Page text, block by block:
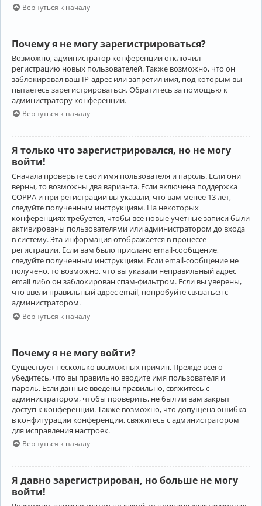
Вернуться к началу
Почему я не могу зарегистрироваться?
Возможно, администратор конференции отключил
регистрацию новых пользователей. Также возможно, что он
заблокировал ваш IP-адрес или запретил имя, под которым вы
пытаетесь зарегистрироваться. Обратитесь за помощью к
администратору конференции.
Вернуться к началу
Я только что зарегистрировался, но не могу
войти!
Сначала проверьте свои имя пользователя и пароль. Если они
верны, то возможны два варианта. Если включена поддержка
COPPA и при регистрации вы указали, что вам менее 13 лет,
следуйте полученным инструкциям. На некоторых
конференциях требуется, чтобы все новые учётные записи были
активированы пользователями или администратором до входа
в систему. Эта информация отображается в процессе
регистрации. Если вам было прислано email-сообщение,
следуйте полученным инструкциям. Если email-сообщение не
получено, то возможно, что вы указали неправильный адрес
email либо он заблокирован спам-фильтром. Если вы уверены,
что ввели правильный адрес email, попробуйте связаться с
администратором.
Вернуться к началу
Почему я не могу войти?
Существует несколько возможных причин. Прежде всего
убедитесь, что вы правильно вводите имя пользователя и
пароль. Если данные введены правильно, свяжитесь с
администратором, чтобы проверить, не был ли вам закрыт
доступ к конференции. Также возможно, что допущена ошибка
в конфигурации конференции, свяжитесь с администратором
для исправления настроек.
Вернуться к началу
Я давно зарегистрирован, но больше не могу
войти!